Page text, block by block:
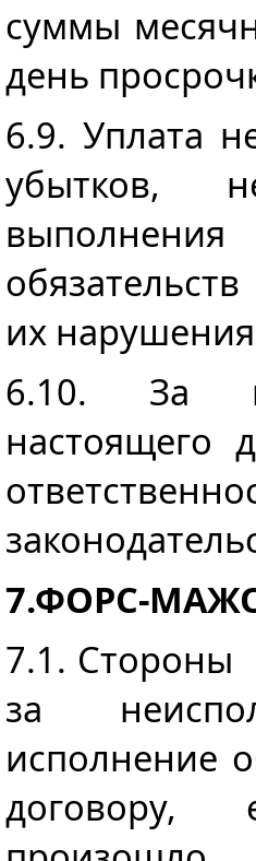
суммы
день
6.9. Уплата
убытков,
их
6.10. За
настоящего
7.ФОРС-
7.1.
за
исполнение